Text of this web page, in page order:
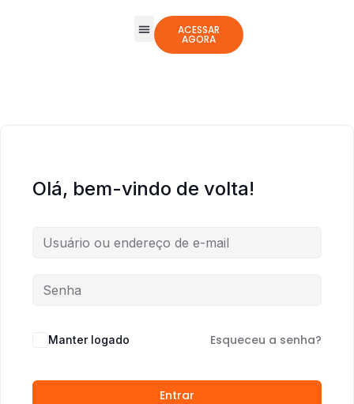
ACESSAR
AGORA
Olá, bem-vindo de volta!
Manter logado Esqueceu a senha?
Entrar